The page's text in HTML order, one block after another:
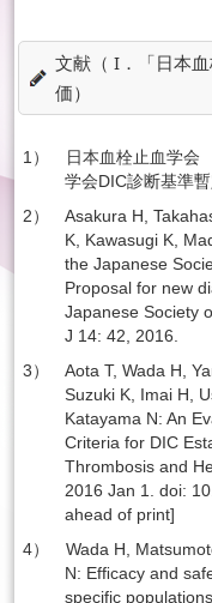
文献（ I．「日本
価）
1） 日本血栓止血学会
学会DIC診断基準
2） Asakura H,
K, Kawasugi K,
the Japanese
Proposal for new
Japanese Society
J 14: 42, 2016.
3） Aota T, Wada H,
Suzuki K, Imai H,
Katayama N: An
Criteria for DIC
Thrombosis and
2016 Jan 1. doi:
ahead of print]
4） Wada H,
N: Efﬁcacy and
specific